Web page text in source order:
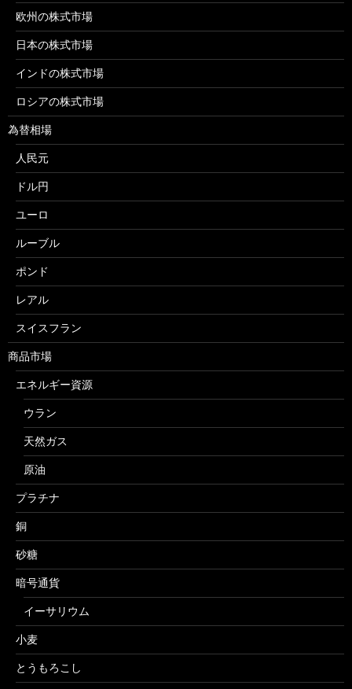
欧州の株式市場
日本の株式市場
インドの株式市場
ロシアの株式市場
為替相場
人民元
ドル円
ユーロ
ルーブル
ポンド
レアル
スイスフラン
商品市場
エネルギー資源
ウラン
天然ガス
原油
プラチナ
銅
砂糖
暗号通貨
イーサリウム
小麦
とうもろこし